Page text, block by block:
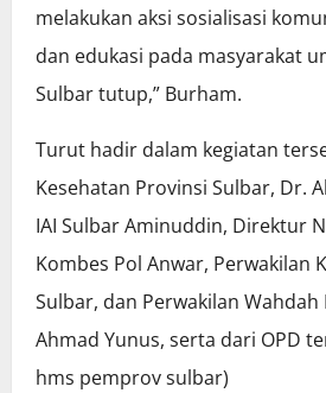
melakukan aksi sosialisasi
dan edukasi pada masyarakat
Sulbar tutup,” Burham.
Turut hadir dalam kegiatan
Kesehatan Provinsi Sulbar, Dr.
IAI Sulbar Aminuddin, Direktur
Kombes Pol Anwar, Perwakilan
Sulbar, dan Perwakilan Wahdah
Ahmad Yunus, serta dari OPD
hms pemprov sulbar)